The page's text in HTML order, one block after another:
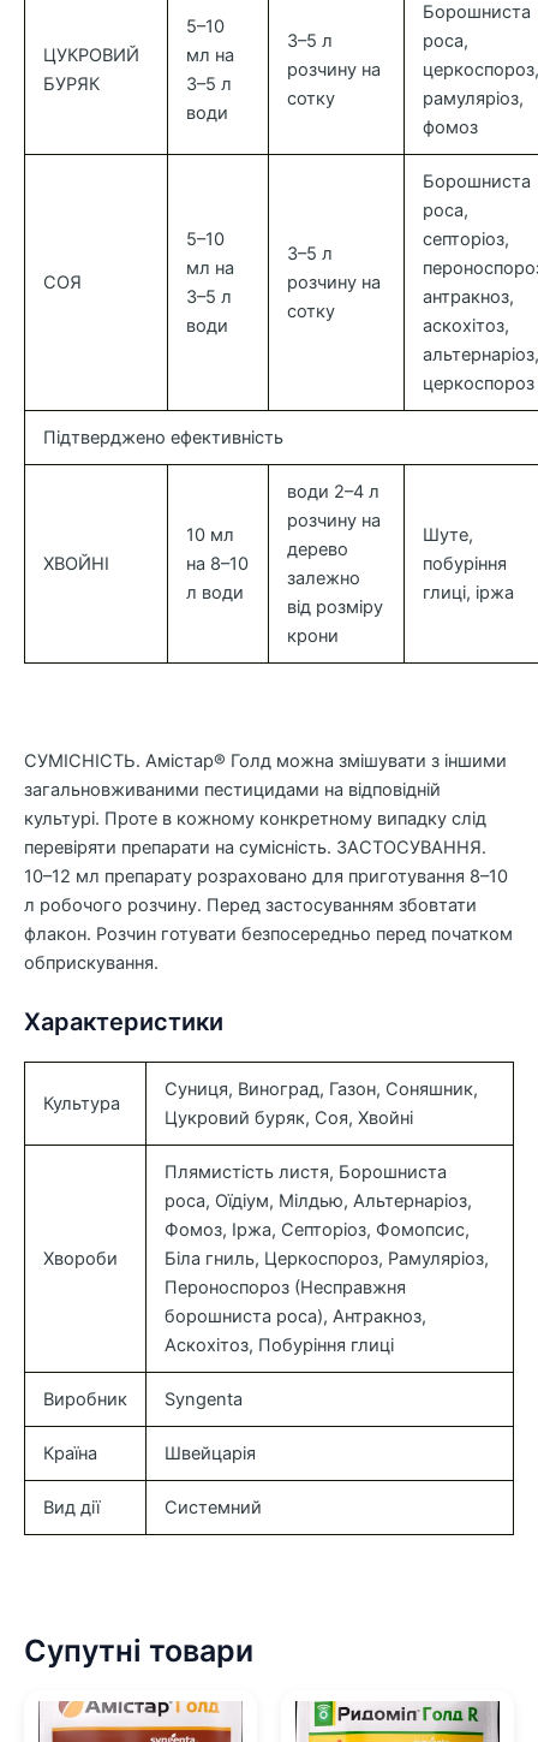
ЦУКРОВИЙ
БУРЯК
5–10
мл на
3–5 л
води
3–5 л
розчину на
сотку
Борошниста
роса,
церкоспороз,
рамуляріоз,
фомоз
СОЯ
5–10
мл на
3–5 л
води
3–5 л
розчину на
сотку
Борошниста
роса,
септоріоз,
антракноз,
аскохітоз,
альтернаріоз,
церкоспороз
Підтверджено ефективність
ХВОЙНІ
10 мл
на 8–10
л води
води 2–4 л
розчину на
дерево
залежно
від розміру
крони
Шуте,
побуріння
глиці, іржа
СУМІСНІСТЬ. Амістар® Голд можна змішувати з іншими
загальновживаними пестицидами на відповідній
культурі. Проте в кожному конкретному випадку слід
перевіряти препарати на сумісність. ЗАСТОСУВАННЯ.
10–12 мл препарату розраховано для приготування 8–10
л робочого розчину. Перед застосуванням збовтати
флакон. Розчин готувати безпосередньо перед початком
обприскування.
Характеристики
Культура
Суниця, Виноград, Газон, Соняшник,
Цукровий буряк, Соя, Хвойні
Хвороби
Плямистість листя, Борошниста
роса, Оїдіум, Мілдью, Альтернаріоз,
Фомоз, Іржа, Септоріоз, Фомопсис,
Біла гниль, Церкоспороз, Рамуляріоз,
Пероноспороз (Несправжня
борошниста роса), Антракноз,
Аскохітоз, Побуріння глиці
Виробник Syngenta
Країна Швейцарія
Вид дії Системний
Супутні товари